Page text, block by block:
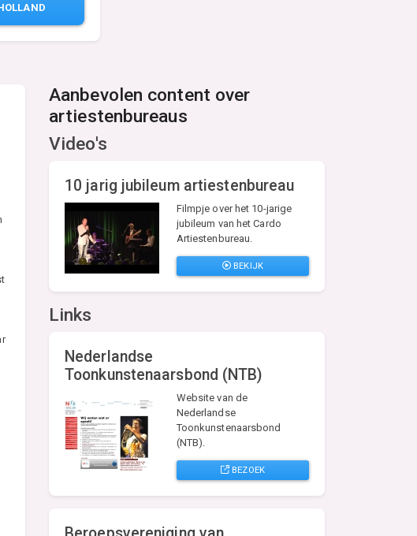
Aanbevolen content over
artiestenbureaus
Video's
10 jarig jubileum artiestenbureau
Filmpje over het 10-jarige
jubileum van het Cardo
Artiestenbureau.
BEKIJK
Links
Nederlandse
Toonkunstenaarsbond (NTB)
Website van de
Nederlandse
Toonkunstenaarsbond
(NTB).
BEZOEK